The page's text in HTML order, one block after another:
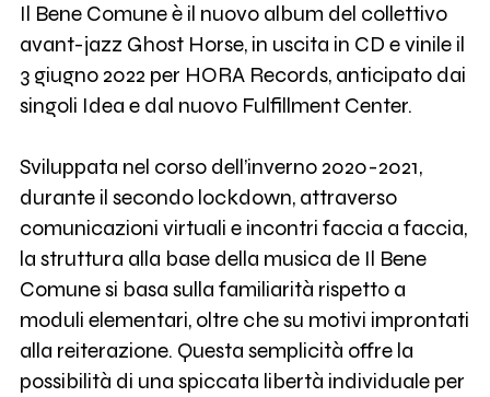
Il Bene Comune è il nuovo album del collettivo
avant-jazz Ghost Horse, in uscita in CD e vinile il
3 giugno 2022 per HORA Records, anticipato dai
singoli Idea e dal nuovo Fulfillment Center.
Sviluppata nel corso dell’inverno 2020-2021,
durante il secondo lockdown, attraverso
comunicazioni virtuali e incontri faccia a faccia,
la struttura alla base della musica de Il Bene
Comune si basa sulla familiarità rispetto a
moduli elementari, oltre che su motivi improntati
alla reiterazione. Questa semplicità offre la
possibilità di una spiccata libertà individuale per